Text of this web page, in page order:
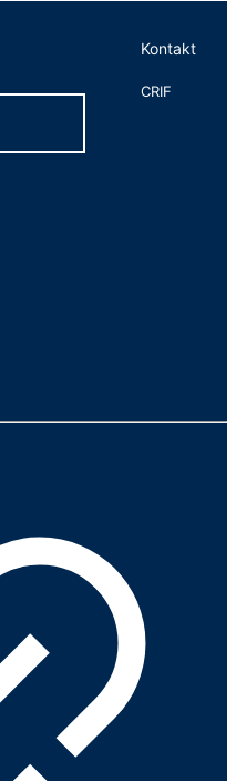
Kontakt
CRIF